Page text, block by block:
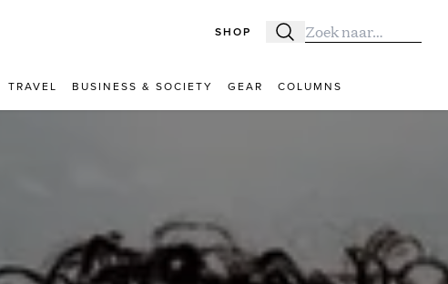
SHOP Zoeken
Zoek naar:
TRAVEL BUSINESS & SOCIETY GEAR COLUMNS